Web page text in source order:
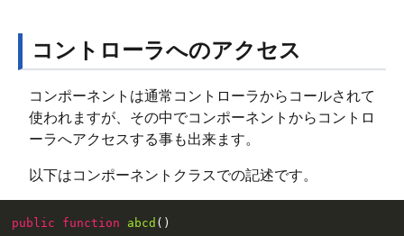
コントローラへのアクセス
コンポーネントは通常コントローラからコールされて
使われますが、その中でコンポーネントからコントロ
ーラへアクセスする事も出来ます。
以下はコンポーネントクラスでの記述です。
public function abcd (